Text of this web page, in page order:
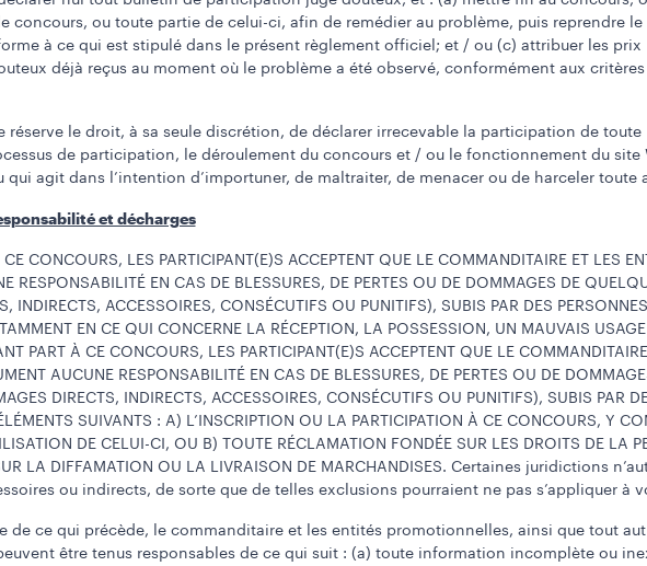
concours, ou toute partie de celui-ci, afin de remédier au problème, puis reprendre
à ce qui est stipulé dans le présent règlement officiel; et / ou (c) attribuer les
déjà reçus au moment où le problème a été observé, conformément aux
réserve le droit, à sa seule discrétion, de déclarer irrecevable la participation de
de participation, le déroulement du concours et / ou le fonctionnement du site
agit dans l’intention d’importuner, de maltraiter, de menacer ou de harceler toute
et décharges
CE CONCOURS, LES PARTICIPANT(E)S ACCEPTENT QUE LE COMMANDITAIRE ET LES
RESPONSABILITÉ EN CAS DE BLESSURES, DE PERTES OU DE DOMMAGES DE
INDIRECTS, ACCESSOIRES, CONSÉCUTIFS OU PUNITIFS), SUBIS PAR DES
EN CE QUI CONCERNE LA RÉCEPTION, LA POSSESSION, UN MAUVAIS
PART À CE CONCOURS, LES PARTICIPANT(E)S ACCEPTENT QUE LE
AUCUNE RESPONSABILITÉ EN CAS DE BLESSURES, DE PERTES OU DE
DIRECTS, INDIRECTS, ACCESSOIRES, CONSÉCUTIFS OU PUNITIFS), SUBIS PAR
SUIVANTS : A) L’INSCRIPTION OU LA PARTICIPATION À CE CONCOURS, Y
DE CELUI-CI, OU B) TOUTE RÉCLAMATION FONDÉE SUR LES DROITS DE LA
LA DIFFAMATION OU LA LIVRAISON DE MARCHANDISES. Certaines juridictions
ou indirects, de sorte que de telles exclusions pourraient ne pas s’appliquer à
de ce qui précède, le commanditaire et les entités promotionnelles, ainsi que tout
être tenus responsables de ce qui suit : (a) toute information incomplète ou